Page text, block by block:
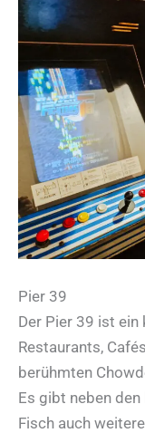
Pier 39
Der Pier 39 ist
Restaurants,
berühmten
Es gibt neben
Fisch auch